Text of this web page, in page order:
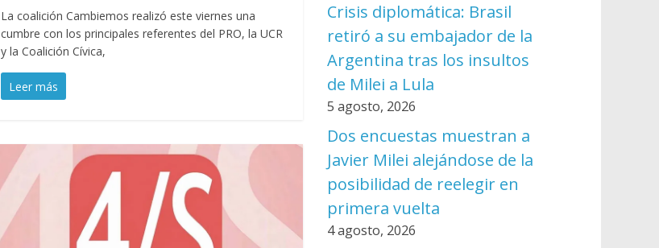
La coalición Cambiemos realizó este viernes una
cumbre con los principales referentes del PRO, la UCR
y la Coalición Cívica,
Leer más
Crisis diplomática: Brasil
retiró a su embajador de la
Argentina tras los insultos
de Milei a Lula
5 agosto, 2026
Dos encuestas muestran a
Javier Milei alejándose de la
posibilidad de reelegir en
primera vuelta
4 agosto, 2026